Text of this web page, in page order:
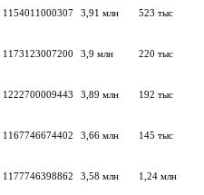
1154011000307 3,91 млн 523 тыс
1173123007200 3,9 млн 220 тыс
1222700009443 3,89 млн 192 тыс
1167746674402 3,66 млн 145 тыс
1177746398862 3,58 млн 1,24 млн